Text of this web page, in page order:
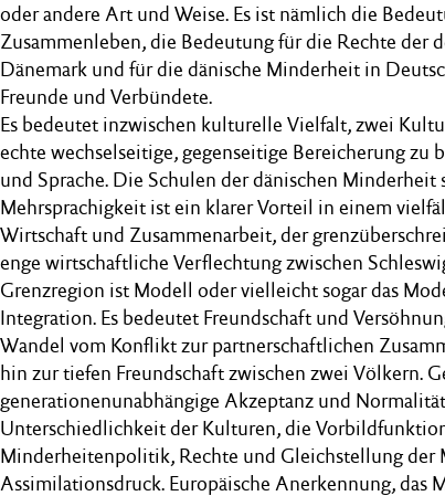
oder andere Art und Weise. Es ist nämlich die
Zusammenleben, die Bedeutung für die Rechte der
Dänemark und für die dänische Minderheit in
Freunde und Verbündete.
Es bedeutet inzwischen kulturelle Vielfalt, zwei
echte wechselseitige, gegenseitige Bereicherung zu
und Sprache. Die Schulen der dänischen Minderheit
Mehrsprachigkeit ist ein klarer Vorteil in einem
Wirtschaft und Zusammenarbeit, der
enge wirtschaftliche Verflechtung zwischen
Grenzregion ist Modell oder vielleicht sogar das
Integration. Es bedeutet Freundschaft und
Wandel vom Konflikt zur partnerschaftlichen
hin zur tiefen Freundschaft zwischen zwei Völkern.
generationenunabhängige Akzeptanz und
Unterschiedlichkeit der Kulturen, die
Minderheitenpolitik, Rechte und Gleichstellung der
Assimilationsdruck. Europäische Anerkennung, das